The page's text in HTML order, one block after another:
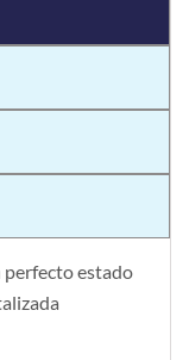
perfecto estado